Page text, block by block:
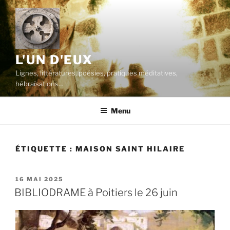
Aller
au
contenu
principal
L'UN D'EUX
Lignes, littératures, poésies, pratiques méditatives,
hébraïsations…
Menu
ÉTIQUETTE : MAISON SAINT HILAIRE
PUBLIÉ
LE
16 MAI 2025
BIBLIODRAME à Poitiers le 26 juin